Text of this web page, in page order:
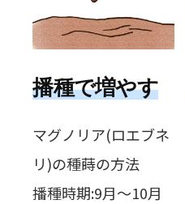
播種で増やす
マグノリア(ロエブネ
リ)の種蒔の方法
播種時期:9月～10月